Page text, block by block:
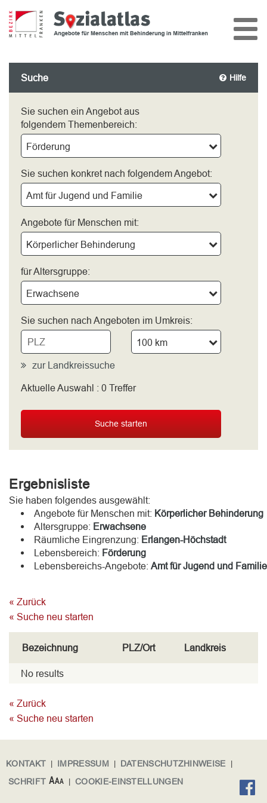
Suche Hilfe
Sie suchen ein Angebot aus
folgendem Themenbereich:
Förderung
Sie suchen konkret nach folgendem Angebot:
Amt für Jugend und Familie
Angebote für Menschen mit:
Körperlicher Behinderung
für Altersgruppe:
Erwachsene
Sie suchen nach Angeboten im Umkreis:
100 km
zur Landkreissuche
bitte wählen
Aktuelle Auswahl : 0 Treffer
Suche starten
Ergebnisliste
Sie haben folgendes ausgewählt:
Angebote für Menschen mit: Körperlicher Behinderung
Altersgruppe: Erwachsene
Räumliche Eingrenzung: Erlangen-Höchstadt
Lebensbereich: Förderung
Lebensbereichs-Angebote: Amt für Jugend und Familie
« Zurück
« Suche neu starten
Bezeichnung PLZ/Ort Landkreis
No results
« Zurück
« Suche neu starten
KONTAKT | IMPRESSUM | DATENSCHUTZHINWEISE
|
SCHRIFT
| COOKIE-EINSTELLUNGEN